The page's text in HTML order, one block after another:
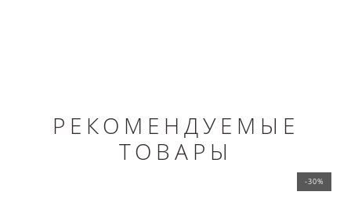
РЕКОМЕНДУЕМЫЕ
ТОВАРЫ
-30%